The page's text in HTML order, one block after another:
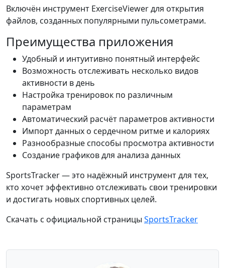
Включён инструмент ExerciseViewer для открытия
файлов, созданных популярными пульсометрами.
Преимущества приложения
Удобный и интуитивно понятный интерфейс
Возможность отслеживать несколько видов
активности в день
Настройка тренировок по различным
параметрам
Автоматический расчёт параметров активности
Импорт данных о сердечном ритме и калориях
Разнообразные способы просмотра активности
Создание графиков для анализа данных
SportsTracker — это надёжный инструмент для тех,
кто хочет эффективно отслеживать свои тренировки
и достигать новых спортивных целей.
Скачать с официальной страницы SportsTracker